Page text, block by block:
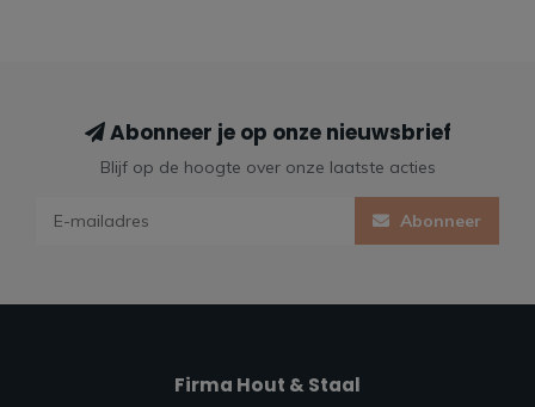
Abonneer je op onze nieuwsbrief
Blijf op de hoogte over onze laatste acties
Abonneer
Firma Hout & Staal